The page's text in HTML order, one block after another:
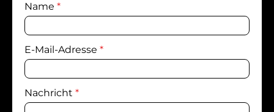
Name *
E-Mail-Adresse *
Nachricht *